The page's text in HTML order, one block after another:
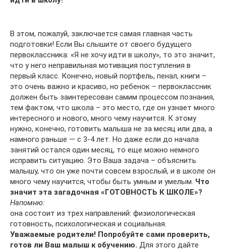
В этом, пожалуй, заключается самая главная часть
подготовки! Если Вы слышите от своего будущего
первоклассника: «Я не хочу идти в школу», то это значит,
что у него неправильная мотивация поступления в
первый класс. Конечно, новый портфель, пенал, книги –
это очень важно и красиво, но ребенок – первоклассник
должен быть заинтересован самим процессом познания,
тем фактом, что школа – это место, где он узнает много
интересного и нового, много чему научится. К этому
нужно, конечно, готовить малыша не за месяц или два, а
намного раньше — с 3-4 лет. Но даже если до начала
занятий остался один месяц, то еще можно немного
исправить ситуацию. Это Ваша задача – объяснить
малышу, что он уже почти совсем взрослый, и в школе он
много чему научится, чтобы быть умным и умелым. Что
значит эта загадочная «ГОТОВНОСТЬ К ШКОЛЕ»?
Напомню:
она состоит из трех направлений: физиологическая
готовность, психологическая и социальная.
Уважаемые родители! Попробуйте сами проверить,
готов ли Ваш малыш к обучению. Для этого дайте